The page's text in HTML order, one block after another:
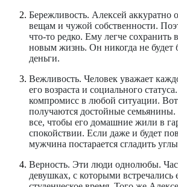
Бережливость. Алексей аккуратно
вещам и чужой собственности.
что-то редко. Ему легче сохранить
новым жизнь. Он никогда не будет
деньги.
Вежливость. Человек уважает
его возраста и социального
компромисс в любой ситуации.
получаются достойные
все, чтобы его домашние жили в
спокойствии. Если даже и будет
мужчина постарается сгладить
Верность. Эти люди однолюбы.
девушках, с которыми